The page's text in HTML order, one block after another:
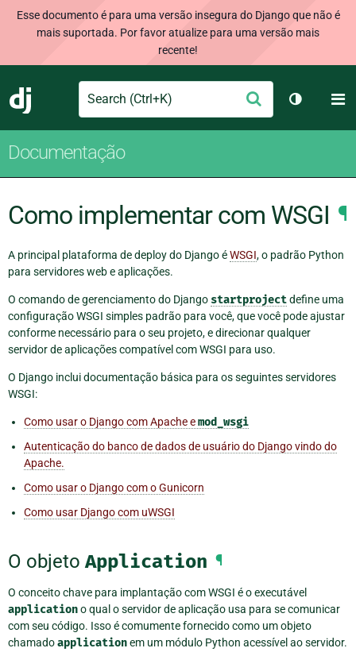
Esse documento é para uma versão insegura do Django que não é
mais suportada. Por favor atualize para uma versão mais
recente!
Django
Search Enviar
Alternar
Documentação
Como implementar com WSGI ¶
A principal plataforma de deploy do Django éWSGI, o padrão Python
para servidores web e aplicações.
O comando de gerenciamento do Django startprojectdefine uma
configuração WSGI simples padrão para você, que você pode ajustar
conforme necessário para o seu projeto, e direcionar qualquer
servidor de aplicações compatível com WSGI para uso.
O Django inclui documentação básica para os seguintes servidores
WSGI:
Como usar o Django com Apache emod_wsgi
Autenticação do banco de dados de usuário do Django vindo do
Apache.
Como usar o Django com o Gunicorn
Como usar Django com uWSGI
O objetoApplication ¶
O conceito chave para implantação com WSGI é o executável
applicationo qual o servidor de aplicação usa para se comunicar
com seu código. Isso é comumente fornecido como um objeto
chamadoapplicationem um módulo Python acessível ao servidor.